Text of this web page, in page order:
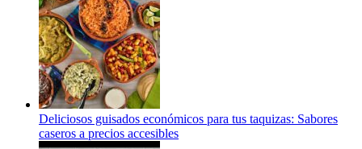
Deliciosos guisados económicos para tus taquizas: Sabores
caseros a precios accesibles